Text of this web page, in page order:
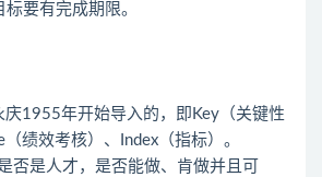
标要有完成期限。
庆1955年开始导入的，即Key（关键性
绩效考核）、Index（指标）。
否是人才，是否能做、肯做并且可